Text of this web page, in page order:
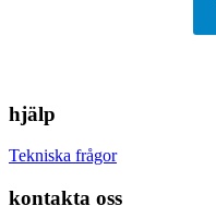
hjälp
Tekniska frågor
kontakta oss